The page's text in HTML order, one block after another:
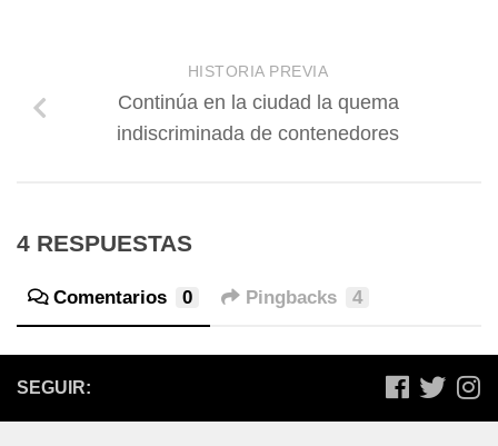
HISTORIA PREVIA
Continúa en la ciudad la quema
indiscriminada de contenedores
4 RESPUESTAS
Comentarios 0 Pingbacks 4
SEGUIR: